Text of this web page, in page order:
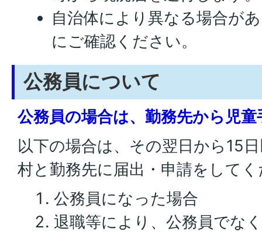
⾃治体により異なる場合が
にご確認ください。
公務員について
公務員の場合は、勤務先から児
以下の場合は、その翌日から15
村と勤務先に届出・申請をして
公務員になった場合
退職等により、公務員でな